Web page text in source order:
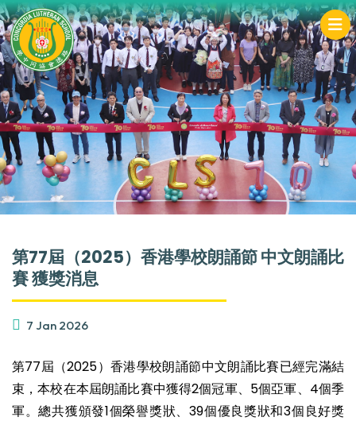
第77屆（2025）香港學校朗誦節 中文朗誦比
賽 獲獎消息
7 Jan 2026
第77屆（2025）香港學校朗誦節中文朗誦比賽已經完滿結
束，本校在本屆朗誦比賽中獲得2個冠軍、5個亞軍、4個季
軍。總共獲頒發1個榮譽獎狀、39個優良獎狀和3個良好獎